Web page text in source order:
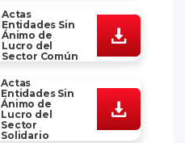
Actas
Entidades Sin
Ánimo de
Lucro del
Sector Común
Actas
Entidades Sin
Ánimo de
Lucro del
Sector
Solidario